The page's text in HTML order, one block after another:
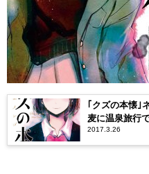
｢クズの本懐｣
麦に温泉旅行
2017.3.26